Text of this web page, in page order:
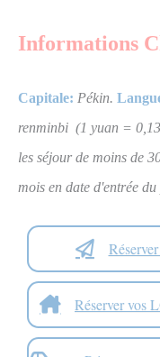
Informations
Capitale: Pékin.
renminbi (1 yuan =
les séjour de moins de
mois en date d'entrée du
Réserver vos